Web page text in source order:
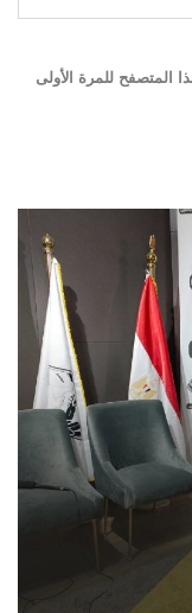
المتصفح للمرة الأولى